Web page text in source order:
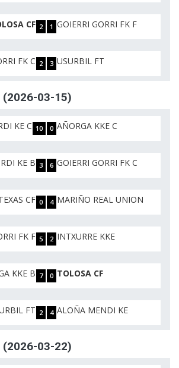
CF 2 1 GOIERRI GORRI FK F
FK C 2 3 USURBIL FT
03-15)
KE C 10 0 AÑORGA KKE C
KE B 3 6 GOIERRI GORRI FK C
CF 0 4 MARIÑO REAL UNION
FK F 5 2 INTXURRE KKE
KKE B 7 0 TOLOSA CF
FT 2 4 ALOÑA MENDI KE
03-22)